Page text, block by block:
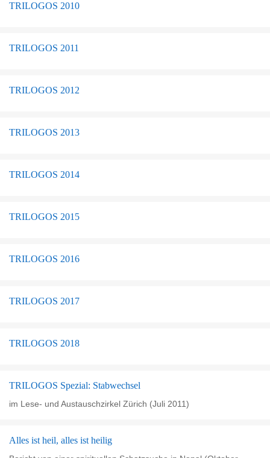
TRILOGOS 2010
TRILOGOS 2011
TRILOGOS 2012
TRILOGOS 2013
TRILOGOS 2014
TRILOGOS 2015
TRILOGOS 2016
TRILOGOS 2017
TRILOGOS 2018
TRILOGOS Spezial: Stabwechsel
im Lese- und Austauschzirkel Zürich (Juli 2011)
Alles ist heil, alles ist heilig